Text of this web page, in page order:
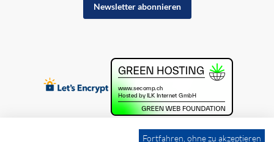
Newsletter abonnieren
Fortfahren, ohne zu akzeptieren